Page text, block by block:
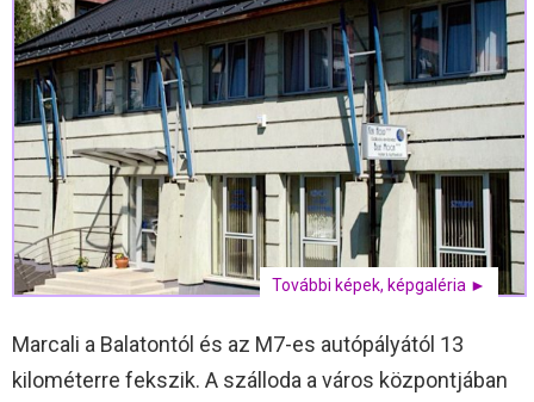
További képek, képgaléria ►
Marcali a Balatontól és az M7-es autópályától 13
kilométerre fekszik. A szálloda a város központjában